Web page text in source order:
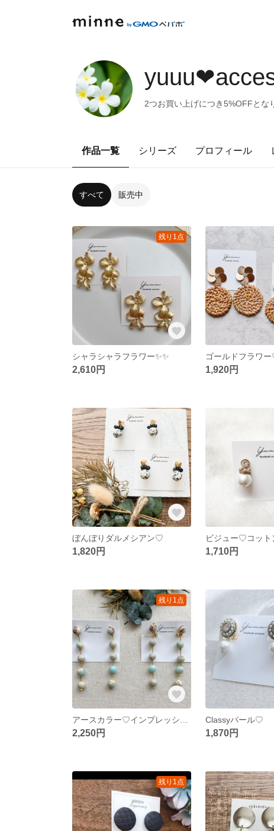
2つお買い上げにつき5%OFFとな
作品一覧 シリーズ プロフィール
すべて 販売中
残り1点
シャラシャラフラワー✨✨
2,610円
ゴールドフラワ
1,920円
ぼんぼりダルメシアン♡
1,820円
ビジュー♡コット
1,710円
残り1点
2,250円
Classyパール♡
1,870円
残り1点